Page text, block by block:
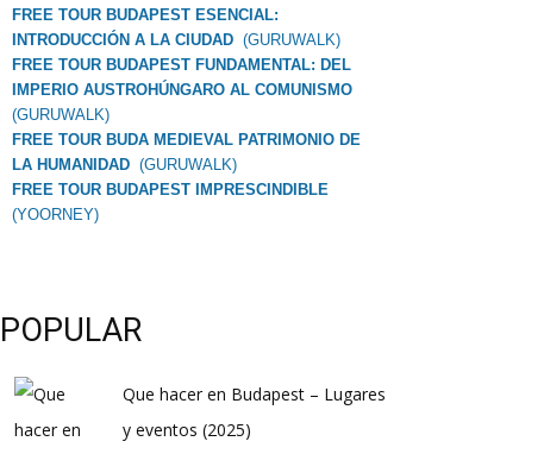
FREE TOUR BUDAPEST ESENCIAL:
INTRODUCCIÓN A LA CIUDAD (GURUWALK)
FREE TOUR BUDAPEST FUNDAMENTAL: DEL
IMPERIO AUSTROHÚNGARO AL COMUNISMO
(GURUWALK)
FREE TOUR BUDA MEDIEVAL PATRIMONIO DE
LA HUMANIDAD (GURUWALK)
FREE TOUR BUDAPEST IMPRESCINDIBLE
(YOORNEY)
POPULAR
Que hacer en Budapest – Lugares
y eventos (2025)